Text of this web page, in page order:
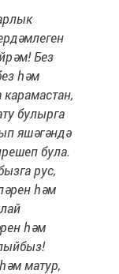
Без
һәм
булырга
яшәгәндә
була.
рус,
һәм
һәм
матур,